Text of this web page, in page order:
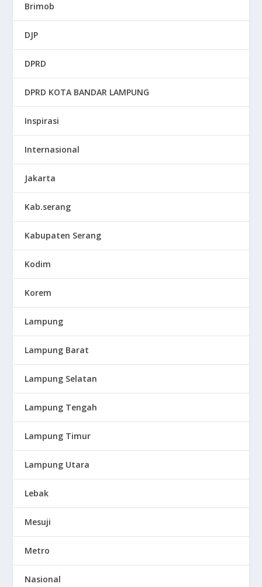
Brimob
DJP
DPRD
DPRD KOTA BANDAR LAMPUNG
Inspirasi
Internasional
Jakarta
Kab.serang
Kabupaten Serang
Kodim
Korem
Lampung
Lampung Barat
Lampung Selatan
Lampung Tengah
Lampung Timur
Lampung Utara
Lebak
Mesuji
Metro
Nasional